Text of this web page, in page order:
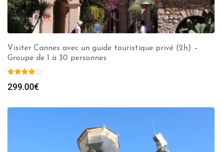
Visiter Cannes avec un guide touristique privé (2h) –
Groupe de 1 à 30 personnes
299.00€